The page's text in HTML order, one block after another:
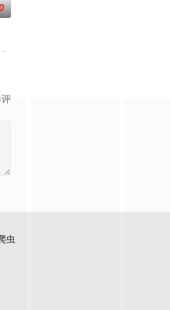
、孟
长大以后，林知夏忽然对他说：“江逾白
评
虫